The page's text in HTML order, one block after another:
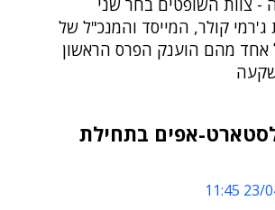
צוות השופטים בחר שני
קולר, המייסד והמנכ"ל של
אחד מהם הוענק הפרס הראשון
אפים בתחילת
23/04/